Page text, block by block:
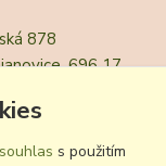
878
696 17
souhlas s použitím